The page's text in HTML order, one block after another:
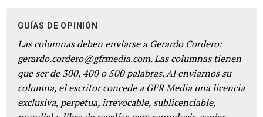
GUÍAS DE OPINIÓN
Las columnas deben enviarse a Gerardo Cordero:
gerardo.cordero@gfrmedia.com. Las columnas tienen
que ser de 300, 400 o 500 palabras. Al enviarnos su
columna, el escritor concede a GFR Media una licencia
exclusiva, perpetua, irrevocable, sublicenciable,